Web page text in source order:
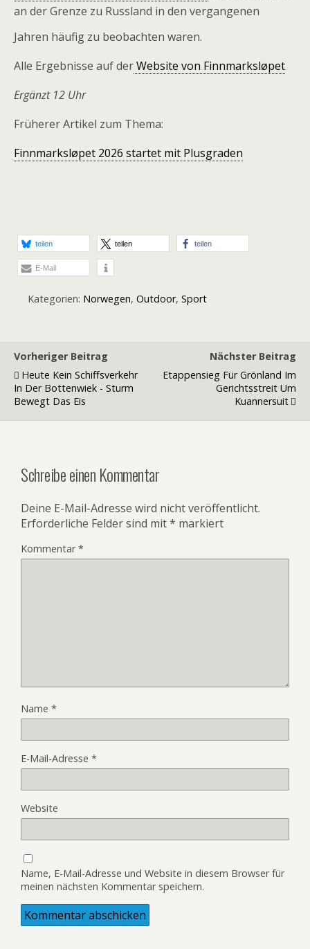
an der Grenze zu Russland in den vergangenen
Jahren häufig zu beobachten waren.
Alle Ergebnisse auf derWebsite von Finnmarksløpet
Ergänzt 12 Uhr
Früherer Artikel zum Thema:
Finnmarksløpet 2026 startet mit Plusgraden
teilen teilen teilen
E-Mail
Kategorien: Norwegen, Outdoor, Sport
Vorheriger Beitrag
Heute Kein Schiffsverkehr
In Der Bottenwiek - Sturm
Bewegt Das Eis
Nächster Beitrag
Etappensieg Für Grönland Im
Gerichtsstreit Um
Kuannersuit
Schreibe einen Kommentar
Deine E-Mail-Adresse wird nicht veröffentlicht.
Erforderliche Felder sind mit* markiert
Kommentar*
Name *
E-Mail-Adresse *
Website
Name, E-Mail-Adresse und Website in diesem Browser für
meinen nächsten Kommentar speichern.